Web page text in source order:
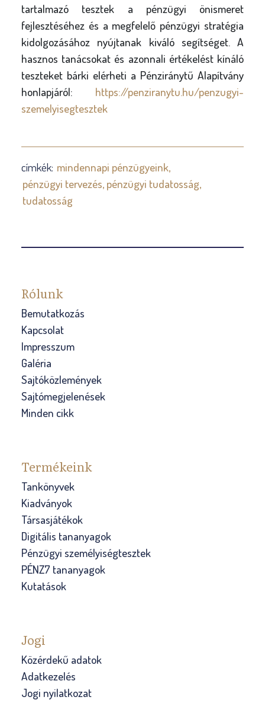
tartalmazó tesztek a pénzügyi önismeret
fejlesztéséhez és a megfelelő pénzügyi stratégia
kidolgozásához nyújtanak kiváló segítséget. A
hasznos tanácsokat és azonnali értékelést kínáló
teszteket bárki elérheti a Pénziránytű Alapítvány
honlapjáról: https://penziranytu.hu/penzugyi-
szemelyisegtesztek
címkék: mindennapi pénzügyeink
pénzügyi tervezés pénzügyi tudatosság
tudatosság
Rólunk
Bemutatkozás
Kapcsolat
Impresszum
Galéria
Sajtóközlemények
Sajtómegjelenések
Minden cikk
Termékeink
Tankönyvek
Kiadványok
Társasjátékok
Digitális tananyagok
Pénzügyi személyiségtesztek
PÉNZ7 tananyagok
Kutatások
Jogi
Közérdekű adatok
Adatkezelés
Jogi nyilatkozat